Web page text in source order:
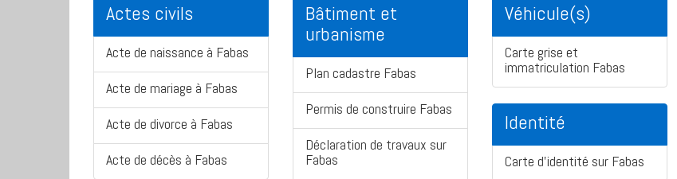
Actes civils
Acte de naissance à Fabas
Acte de mariage à Fabas
Acte de divorce à Fabas
Acte de décès à Fabas
Bâtiment et
urbanisme
Plan cadastre Fabas
Permis de construire Fabas
Déclaration de travaux sur
Fabas
Véhicule(s)
Carte grise et
immatriculation Fabas
Identité
Carte d'identité sur Fabas